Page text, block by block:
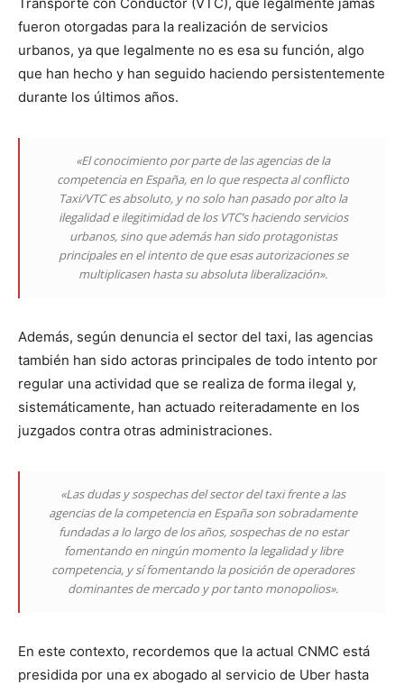
Transporte con Conductor (VTC), que legalmente jamás
fueron otorgadas para la realización de servicios
urbanos, ya que legalmente no es esa su función, algo
que han hecho y han seguido haciendo persistentemente
durante los últimos años.
«El conocimiento por parte de las agencias de la
competencia en España, en lo que respecta al conflicto
Taxi/VTC es absoluto, y no solo han pasado por alto la
ilegalidad e ilegitimidad de los VTC’s haciendo servicios
urbanos, sino que además han sido protagonistas
principales en el intento de que esas autorizaciones se
multiplicasen hasta su absoluta liberalización».
Además, según denuncia el sector del taxi, las agencias
también han sido actoras principales de todo intento por
regular una actividad que se realiza de forma ilegal y,
sistemáticamente, han actuado reiteradamente en los
juzgados contra otras administraciones.
«Las dudas y sospechas del sector del taxi frente a las
agencias de la competencia en España son sobradamente
fundadas a lo largo de los años, sospechas de no estar
fomentando en ningún momento la legalidad y libre
competencia, y sí fomentando la posición de operadores
dominantes de mercado y por tanto monopolios».
En este contexto, recordemos que la actual CNMC está
presidida por una ex abogado al servicio de Uber hasta